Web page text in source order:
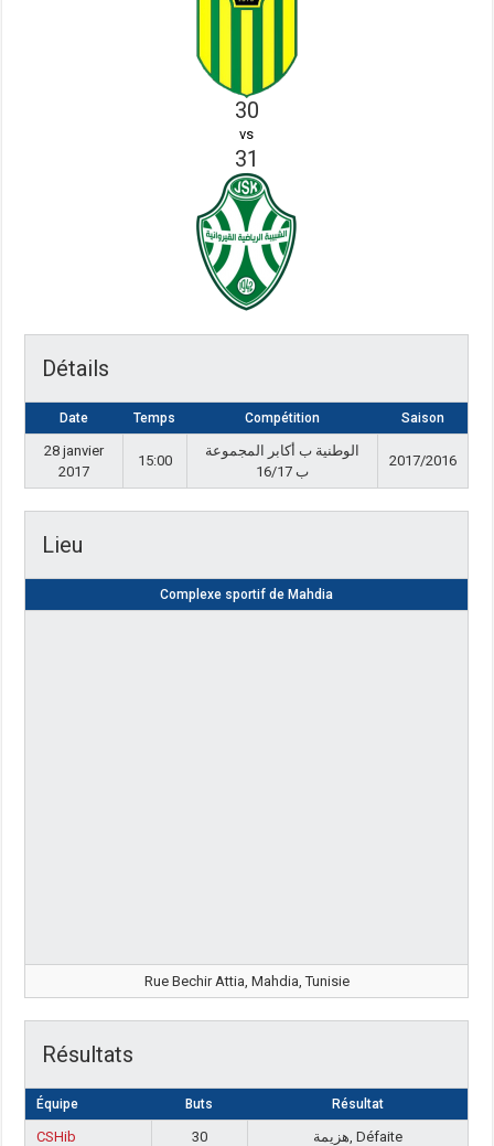
30
vs
31
Détails
Date Temps Compétition Saison
28 janvier
2017
15:00
الوطنية ب أكابر المجموعة
ب 16/17
2017/2016
Lieu
Complexe sportif de Mahdia
Rue Bechir Attia, Mahdia, Tunisie
Résultats
Équipe Buts Résultat
CSHib 30
هزيمة, Défaite